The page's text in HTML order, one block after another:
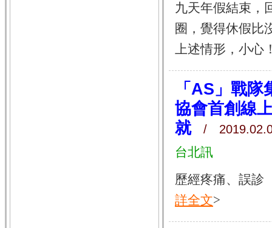
九天年假結束，
圈，覺得休假比
上述情形，小心
「AS」戰
協會首創線
就/
台北訊
歷經疼痛、誤診
詳全文>